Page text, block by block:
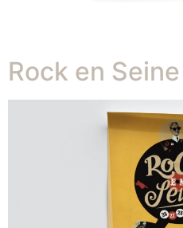
Rock en Seine